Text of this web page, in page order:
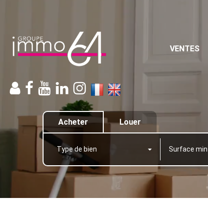
VENTES
Acheter Louer
Type de bien